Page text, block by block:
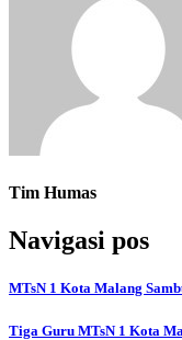
Tim Humas
Navigasi pos
MTsN 1 Kota Malang
Tiga Guru MTsN 1 Kota